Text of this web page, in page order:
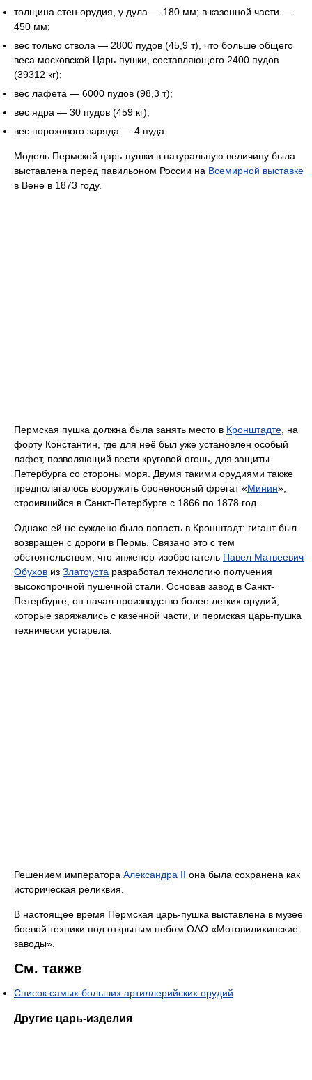
толщина стен орудия, у дула — 180 мм; в казенной части —
450 мм;
вес только ствола — 2800 пудов (45,9 т), что больше общего
веса московской Царь-пушки, составляющего 2400 пудов
(39312 кг);
вес лафета — 6000 пудов (98,3 т);
вес ядра — 30 пудов (459 кг);
вес порохового заряда — 4 пуда.
Модель Пермской царь-пушки в натуральную величину была
выставлена перед павильоном России на Всемирной выставке
в Вене в 1873 году.
Пермская пушка должна была занять место в Кронштадте , на
форту Константин, где для неё был уже установлен особый
лафет, позволяющий вести круговой огонь, для защиты
Петербурга со стороны моря. Двумя такими орудиями также
предполагалось вооружить броненосный фрегат «Минин»,
строившийся в Санкт-Петербурге с 1866 по 1878 год.
Однако ей не суждено было попасть в Кронштадт: гигант был
возвращен с дороги в Пермь. Связано это с тем
обстоятельством, что инженер-изобретатель Павел Матвеевич
Обухов из Златоуста разработал технологию получения
высокопрочной пушечной стали. Основав завод в Санкт-
Петербурге, он начал производство более легких орудий,
которые заряжались с казённой части, и пермская царь-пушка
технически устарела.
Решением императора Александра II она была сохранена как
историческая реликвия.
В настоящее время Пермская царь-пушка выставлена в музее
боевой техники под открытым небом ОАО «Мотовили­хин­ские
заводы».
См. также
Список самых больших артиллерийских орудий
Другие царь-изделия